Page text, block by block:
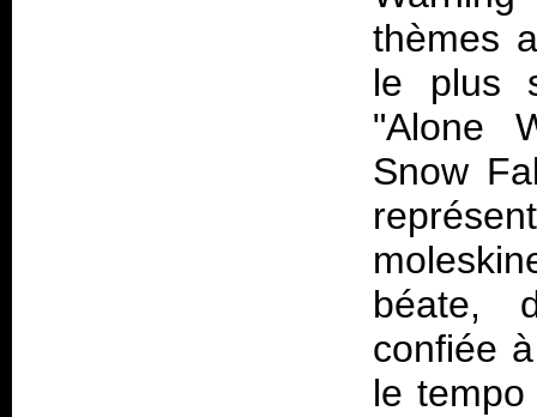
thèmes
le plus
"Alone
Snow
béate,
confiée
le